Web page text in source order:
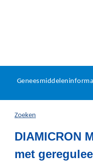
U
hier:
Zoeken
DIAMICRON
met